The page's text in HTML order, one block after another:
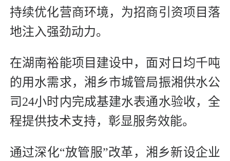
持续优化营商环境，为招商引资项目落
地注入强劲动力。
在湖南裕能项目建设中，面对日均千吨
的用水需求，湘乡市城管局振湘供水公
司24小时内完成基建水表通水验收，全
程提供技术支持，彰显服务效能。
通过深化“放管服”改革，湘乡新设企业